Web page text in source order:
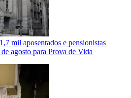
mil aposentados e pensionistas
agosto para Prova de Vida